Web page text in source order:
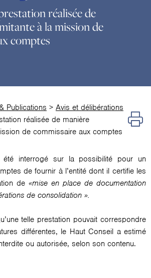
réalisée de
à la mission de
comptes
Publications > Avis et délibérations
réalisée de manière
de commissaire aux comptes
interrogé sur la possibilité pour un
de fournir à l’entité dont il certifie les
de «mise en place de documentation
de consolidation ».
telle prestation pouvait correspondre
différentes, le Haut Conseil a estimé
ou autorisée, selon son contenu.